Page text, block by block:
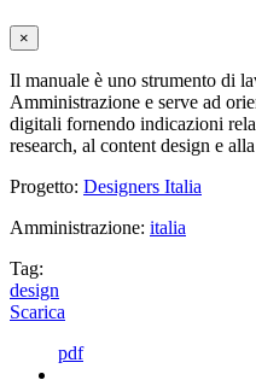
×
Il manuale è uno strumento di
Amministrazione e serve ad
digitali fornendo indicazioni
research, al content design e
Progetto: Designers Italia
Amministrazione: italia
Tag:
design
Scarica
pdf